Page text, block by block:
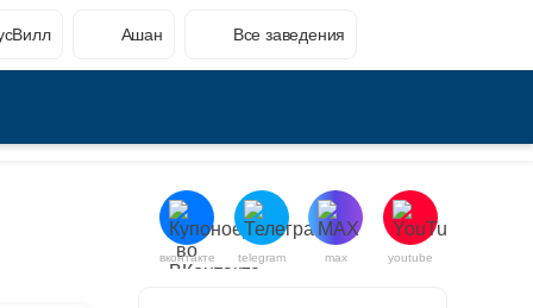
Ашан Все заведения
вконтакте telegram max youtube